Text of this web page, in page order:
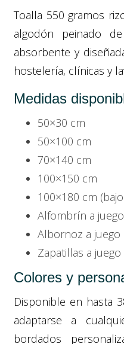
Toalla 550 gramos
algodón peinado
absorbente y
hostelería, clínicas y
Medidas
50×30 cm
50×100 cm
70×140 cm
100×150 cm
100×180 cm
Alfombrín a juego
Albornoz a juego
Zapatillas a juego
Colores y
Disponible en hasta
adaptarse a
bordados